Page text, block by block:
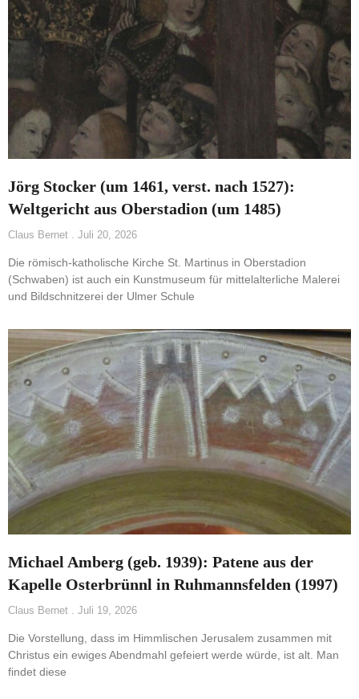
Jörg Stocker (um 1461, verst. nach 1527):
Weltgericht aus Oberstadion (um 1485)
Claus Bernet Juli 20, 2026
Die römisch-katholische Kirche St. Martinus in Oberstadion
(Schwaben) ist auch ein Kunstmuseum für mittelalterliche Malerei
und Bildschnitzerei der Ulmer Schule
Michael Amberg (geb. 1939): Patene aus der
Kapelle Osterbrünnl in Ruhmannsfelden (1997)
Claus Bernet Juli 19, 2026
Die Vorstellung, dass im Himmlischen Jerusalem zusammen mit
Christus ein ewiges Abendmahl gefeiert werde würde, ist alt. Man
findet diese